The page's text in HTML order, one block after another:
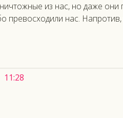
из нас, но даже они
нас.
11:28